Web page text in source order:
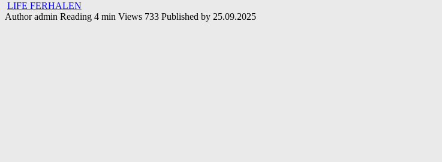
LIFE FERHALEN
Author admin Reading 4 min Views 733 Published by 25.09.2025